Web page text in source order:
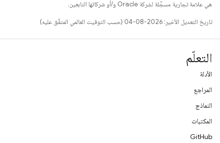
هي علامة تجارية مسجَّلة لشركة Oracle و/أو شركائها التابعين.
تاريخ التعديل الأخير: 2026-08-04 (حسب التوقيت العالمي المتفَّق عليه)
التعلّم
الأدلة
المراجع
النماذج
المكتبات
GitHub